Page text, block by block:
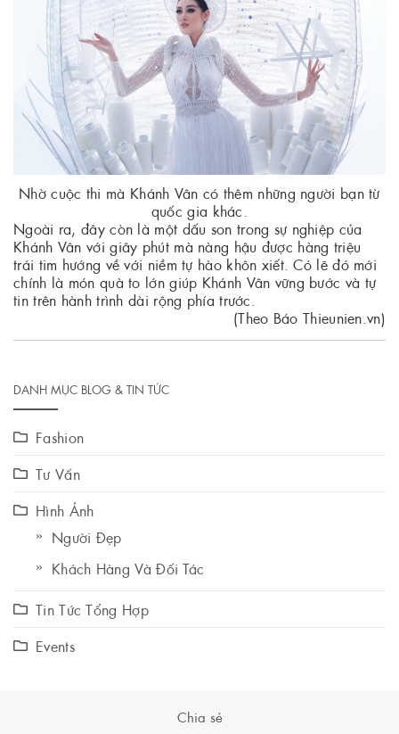
Nhờ cuộc thi mà Khánh Vân có thêm những người bạn từ
quốc gia khác.
Ngoài ra, đây còn là một dấu son trong sự nghiệp của
Khánh Vân với giây phút mà nàng hậu được hàng triệu
trái tim hướng về với niềm tự hào khôn xiết. Có lẽ đó mới
chính là món quà to lớn giúp Khánh Vân vững bước và tự
tin trên hành trình dài rộng phía trước.
(Theo Báo Thieunien.vn)
DANH MỤC BLOG & TIN TỨC
Fashion
Tư Vấn
Hình Ảnh
Người Đẹp
Khách Hàng Và Đối Tác
Tin Tức Tổng Hợp
Events
Chia sẻ